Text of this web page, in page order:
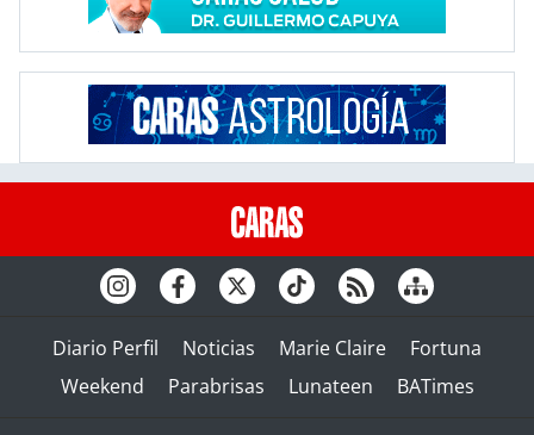
Diario Perfil Noticias Marie Claire
Fortuna
Weekend
Parabrisas Lunateen BATimes